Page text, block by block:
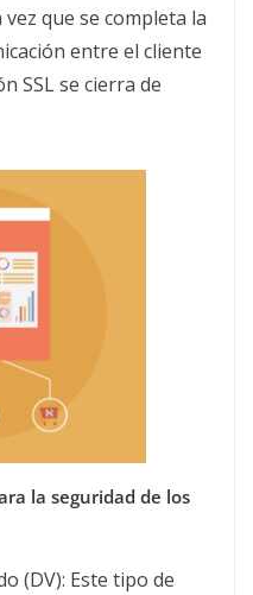
que se completa la
entre el cliente
SSL se cierra de
la seguridad de los
(DV): Este tipo de